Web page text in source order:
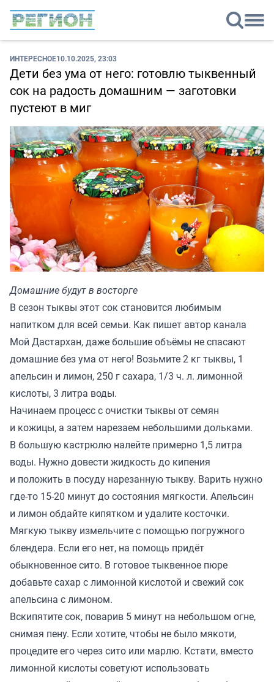
ИНТЕРЕСНОЕ10.10.2025, 23:03
Дети без ума от него: готовлю тыквенный
сок на радость домашним — заготовки
пустеют в миг
Домашние будут в восторге
В сезон тыквы этот сок становится любимым
напитком для всей семьи. Как пишет автор канала
Мой Дастархан, даже большие объёмы не спасают
домашние без ума от него! Возьмите 2 кг тыквы, 1
апельсин и лимон, 250 г сахара, 1/3 ч. л. лимонной
кислоты, 3 литра воды.
Начинаем процесс с очистки тыквы от семян
и кожицы, а затем нарезаем небольшими дольками.
В большую кастрюлю налейте примерно 1,5 литра
воды. Нужно довести жидкость до кипения
и положить в посуду нарезанную тыкву. Варить нужно
где-то 15-20 минут до состояния мягкости. Апельсин
и лимон обдайте кипятком и удалите косточки.
Мягкую тыкву измельчите с помощью погружного
блендера. Если его нет, на помощь придёт
обыкновенное сито. В готовое тыквенное пюре
добавьте сахар с лимонной кислотой и свежий сок
апельсина с лимоном.
Вскипятите сок, поварив 5 минут на небольшом огне,
снимая пену. Если хотите, чтобы не было мякоти,
процедите его через сито или марлю. Кстати, вместо
лимонной кислоты советуют использовать